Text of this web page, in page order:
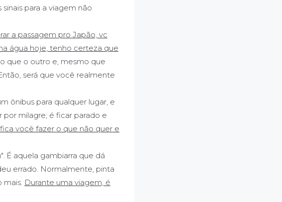
para a viagem não
a passagem pro Japão, vc
água hoje, tenho certeza que
que o outro e, mesmo que
será que você realmente
ônibus para qualquer lugar, e
milagre; é ficar parado e
você fazer o que não quer e
É aquela gambiarra que dá
errado. Normalmente, pinta
mais. Durante uma viagem, é